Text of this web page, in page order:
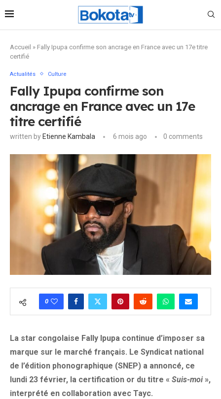
Accueil » Fally Ipupa confirme son ancrage en France avec un 17e titre
certifié
Actualités Culture
Fally Ipupa confirme son
ancrage en France avec un 17e
titre certifié
written by Etienne Kambala 6 mois ago 0 comments
0
La star congolaise Fally Ipupa continue d’imposer sa
marque sur le marché français. Le Syndicat national
de l’édition phonographique (SNEP) a annoncé, ce
lundi 23 février, la certification or du titre « Suis-moi»,
interprété en collaboration avec Tayc.